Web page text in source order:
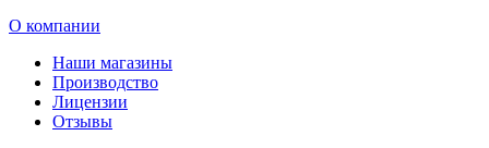
О компании
Наши магазины
Производство
Лицензии
Отзывы